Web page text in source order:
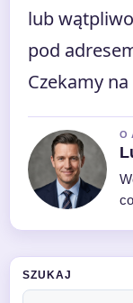
lub
pod
Czekamy
O
SZUKAJ